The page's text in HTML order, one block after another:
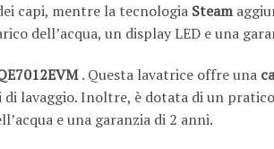
capi, mentre la tecnologia Steam
dell’acqua, un display LED e una
. Questa lavatrice offre una
lavaggio. Inoltre, è dotata di un
e una garanzia di 2 anni.